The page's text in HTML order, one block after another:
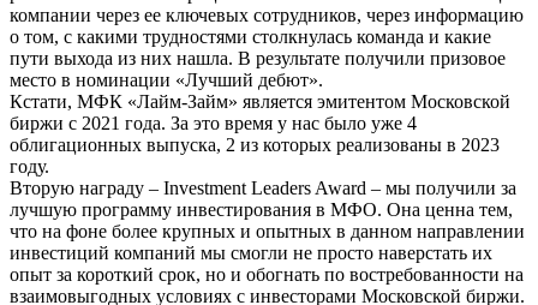
компании через ее ключевых сотрудников, через информацию
о том, с какими трудностями столкнулась команда и какие
пути выхода из них нашла. В результате получили призовое
место в номинации «Лучший дебют».
Кстати, МФК «Лайм-Займ» является эмитентом Московской
биржи с 2021 года. За это время у нас было уже 4
облигационных выпуска, 2 из которых реализованы в 2023
году.
Вторую награду – Investment Leaders Award – мы получили за
лучшую программу инвестирования в МФО. Она ценна тем,
что на фоне более крупных и опытных в данном направлении
инвестиций компаний мы смогли не просто наверстать их
опыт за короткий срок, но и обогнать по востребованности на
взаимовыгодных условиях с инвесторами Московской биржи.